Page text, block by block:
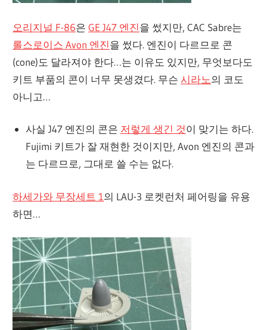
오리지널 F-86은GE J47 엔진을 썼지만, CAC Sabre는
롤스로이스 Avon 엔진을 썼다. 엔진이 다르므로 콘
(cone)도 달라져야 한다…는 이유도 있지만, 무엇보다도
키트 부품의 콘이 너무 못생겼다. 무슨시라노의 코도
아니고…
사실 J47 엔진의 콘은 저렇게 생긴 것이 맞기는 하다.
Fujimi 키트가 잘 재현한 것이지만, Avon 엔진의 콘과
는 다르므로, 그대로 쓸 수는 없다.
하세가와 무장세트 1의 LAU-3 로켓런처 페어링을 유용
하면…